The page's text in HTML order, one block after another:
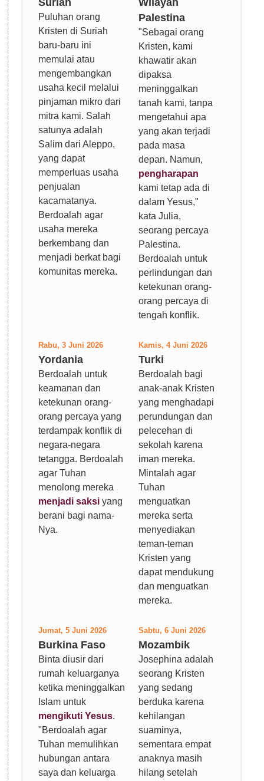
Suriah
Puluhan orang
Kristen di Suriah
baru-baru ini
memulai atau
mengembangkan
usaha kecil melalui
pinjaman mikro dari
mitra kami. Salah
satunya adalah
Salim dari Aleppo,
yang dapat
memperluas usaha
penjualan
kacamatanya.
Berdoalah agar
usaha mereka
berkembang dan
menjadi berkat bagi
komunitas mereka.
Wilayah
Palestina
"Sebagai orang
Kristen, kami
khawatir akan
dipaksa
meninggalkan
tanah kami, tanpa
mengetahui apa
yang akan terjadi
pada masa
depan. Namun,
pengharapan
kami tetap ada di
dalam Yesus,"
kata Julia,
seorang percaya
Palestina.
Berdoalah untuk
perlindungan dan
ketekunan orang-
orang percaya di
tengah konflik.
Rabu, 3 Juni 2026
Yordania
Berdoalah untuk
keamanan dan
ketekunan orang-
orang percaya yang
terdampak konflik di
negara-negara
tetangga. Berdoalah
agar Tuhan
menolong mereka
menjadi saksiyang
berani bagi nama-
Nya.
Kamis, 4 Juni 2026
Turki
Berdoalah bagi
anak-anak Kristen
yang menghadapi
perundungan dan
pelecehan di
sekolah karena
iman mereka.
Mintalah agar
Tuhan
menguatkan
mereka serta
menyediakan
teman-teman
Kristen yang
dapat mendukung
dan menguatkan
mereka.
Jumat, 5 Juni 2026
Burkina Faso
Binta diusir dari
rumah keluarganya
ketika meninggalkan
Islam untuk
mengikuti Yesus.
"Berdoalah agar
Tuhan memulihkan
hubungan antara
saya dan keluarga
Sabtu, 6 Juni 2026
Mozambik
Josephina adalah
seorang Kristen
yang sedang
berduka karena
kehilangan
suaminya,
sementara empat
anaknya masih
hilang setelah